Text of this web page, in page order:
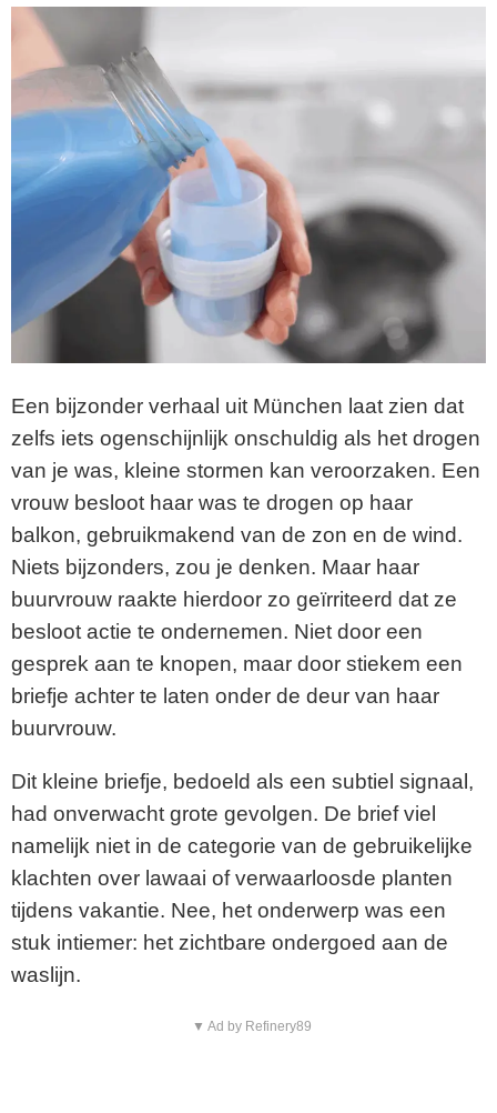
Een bijzonder verhaal uit München laat zien dat
zelfs iets ogenschijnlijk onschuldig als het drogen
van je was, kleine stormen kan veroorzaken. Een
vrouw besloot haar was te drogen op haar
balkon, gebruikmakend van de zon en de wind.
Niets bijzonders, zou je denken. Maar haar
buurvrouw raakte hierdoor zo geïrriteerd dat ze
besloot actie te ondernemen. Niet door een
gesprek aan te knopen, maar door stiekem een
briefje achter te laten onder de deur van haar
buurvrouw.
Dit kleine briefje, bedoeld als een subtiel signaal,
had onverwacht grote gevolgen. De brief viel
namelijk niet in de categorie van de gebruikelijke
klachten over lawaai of verwaarloosde planten
tijdens vakantie. Nee, het onderwerp was een
stuk intiemer: het zichtbare ondergoed aan de
waslijn.
▼ Ad by Refinery89